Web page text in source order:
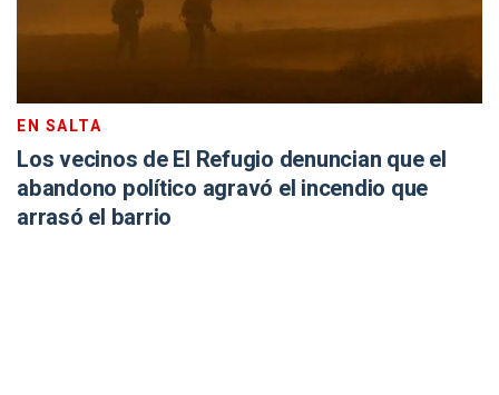
EN SALTA
Los vecinos de El Refugio denuncian que el
abandono político agravó el incendio que
arrasó el barrio